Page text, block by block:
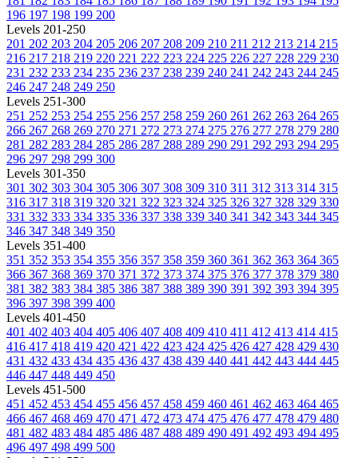
196 197 198 199 200
Levels 201-250
201 202 203 204 205 206 207 208 209 210 211 212 213 214 215
216 217 218 219 220 221 222 223 224 225 226 227 228 229 230
231 232 233 234 235 236 237 238 239 240 241 242 243 244 245
246 247 248 249 250
Levels 251-300
251 252 253 254 255 256 257 258 259 260 261 262 263 264 265
266 267 268 269 270 271 272 273 274 275 276 277 278 279 280
281 282 283 284 285 286 287 288 289 290 291 292 293 294 295
296 297 298 299 300
Levels 301-350
301 302 303 304 305 306 307 308 309 310 311 312 313 314 315
316 317 318 319 320 321 322 323 324 325 326 327 328 329 330
331 332 333 334 335 336 337 338 339 340 341 342 343 344 345
346 347 348 349 350
Levels 351-400
351 352 353 354 355 356 357 358 359 360 361 362 363 364 365
366 367 368 369 370 371 372 373 374 375 376 377 378 379 380
381 382 383 384 385 386 387 388 389 390 391 392 393 394 395
396 397 398 399 400
Levels 401-450
401 402 403 404 405 406 407 408 409 410 411 412 413 414 415
416 417 418 419 420 421 422 423 424 425 426 427 428 429 430
431 432 433 434 435 436 437 438 439 440 441 442 443 444 445
446 447 448 449 450
Levels 451-500
451 452 453 454 455 456 457 458 459 460 461 462 463 464 465
466 467 468 469 470 471 472 473 474 475 476 477 478 479 480
481 482 483 484 485 486 487 488 489 490 491 492 493 494 495
496 497 498 499 500